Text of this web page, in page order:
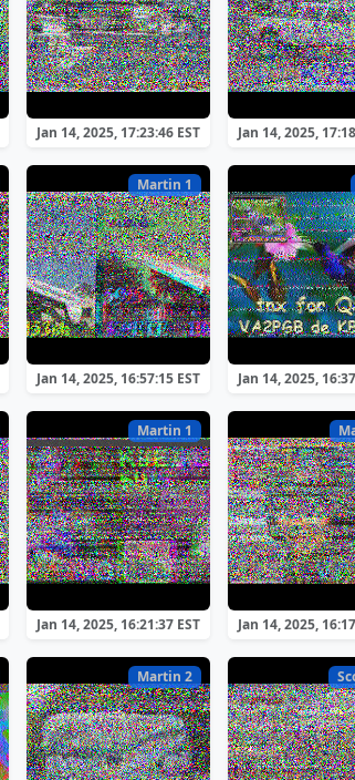
Jan 14, 2025, 17:23:46 EST Jan 14, 2025,
Martin 1
Jan 14, 2025, 16:57:15 EST Jan 14, 2025,
Martin 1
Jan 14, 2025, 16:21:37 EST Jan 14, 2025,
Martin 2